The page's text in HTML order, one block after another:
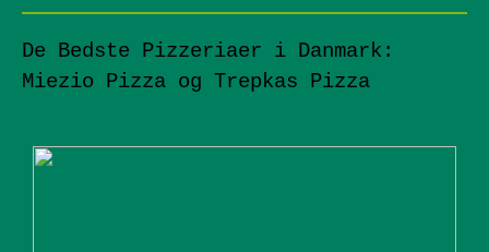
De Bedste Pizzeriaer i Danmark:
Miezio Pizza og Trepkas Pizza